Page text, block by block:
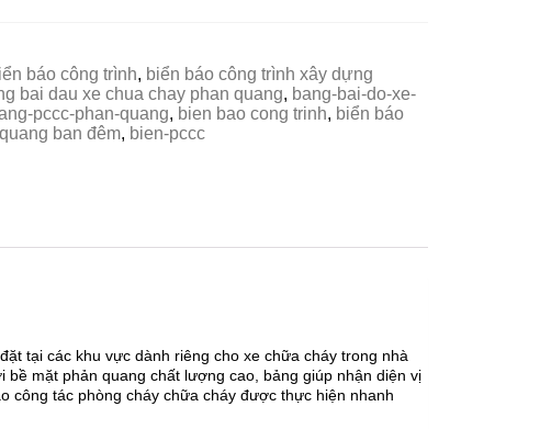
báo công trình, biển báo công trình xây dựng
bai dau xe chua chay phan quang, bang-bai-do-xe-
pccc-phan-quang, bien bao cong trinh, biển báo
ban đêm, bien-pccc
tại các khu vực dành riêng cho xe chữa cháy trong nhà
mặt phản quang chất lượng cao, bảng giúp nhận diện vị
công tác phòng cháy chữa cháy được thực hiện nhanh